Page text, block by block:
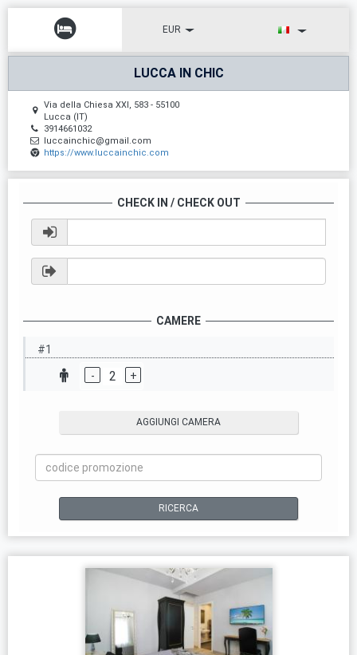
EUR
LUCCA IN CHIC
Via della Chiesa XXI, 583 - 55100
Lucca (IT)
3914661032
luccainchic@gmail.com
https://www.luccainchic.com
CHECK IN / CHECK OUT
CAMERE
#1
- 2 +
AGGIUNGI CAMERA
RICERCA